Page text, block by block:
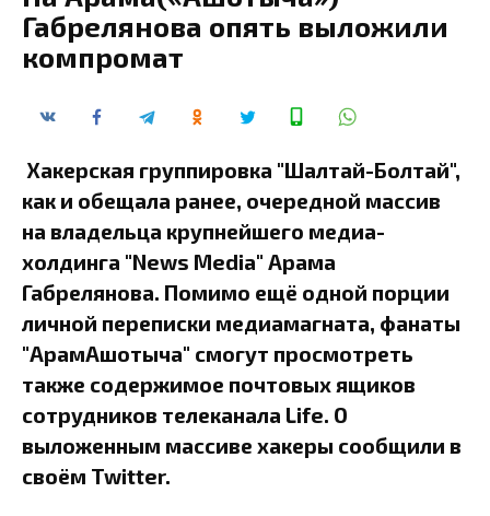
Габрелянова опять выложили
компромат
Хакерская группировка "Шалтай-Болтай",
как и обещала ранее, очередной массив
на владельца крупнейшего медиа-
холдинга "News Media" Арама
Габрелянова. Помимо ещё одной порции
личной переписки медиамагната, фанаты
"АрамАшотыча" смогут просмотреть
также содержимое почтовых ящиков
сотрудников телеканала Life. О
выложенным массиве хакеры сообщили в
своём Twitter.